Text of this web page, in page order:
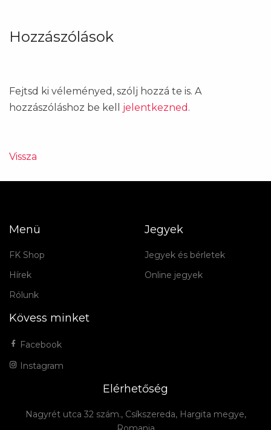
Hozzászólások
Fejtsd ki véleményed, szólj hozzá te is. A
hozzászóláshoz be kell jelentkezned .
Vissza
Menü
FK Shop
Hírek
Rólunk
Jegyek
Jegyek és bérletek
Online jegyek
Kövess minket
Facebook
Instagram
Elérhetőség
Nagyrét utca 32 szám., Csíkszereda, Hargita megye,